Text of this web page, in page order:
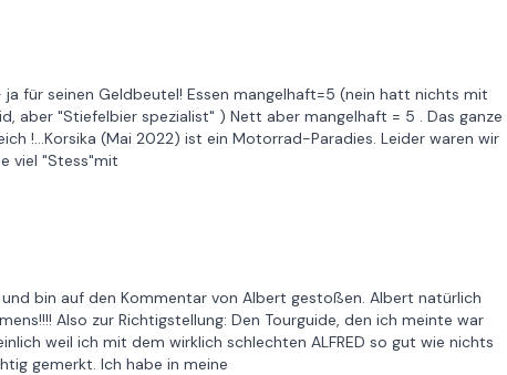
für seinen Geldbeutel! Essen mangelhaft=5 (nein hatt nichts mit
aber "Stiefelbier spezialist" ) Nett aber mangelhaft = 5 . Das ganze
!...Korsika (Mai 2022) ist ein Motorrad-Paradies. Leider waren wir
viel "Stess"mit
bin auf den Kommentar von Albert gestoßen. Albert natürlich
Also zur Richtigstellung: Den Tourguide, den ich meinte war
weil ich mit dem wirklich schlechten ALFRED so gut wie nichts
gemerkt. Ich habe in meine